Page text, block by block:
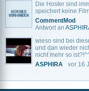
Die Hoster sind
speichert keine
CommentMod
Antwort an
wieso sind bei
und dan wieder
nicht mehr so
ASPHIRA
vor 16